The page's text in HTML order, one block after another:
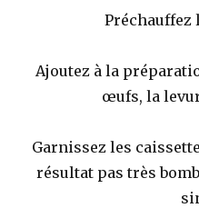
Préchauffez
Ajoutez à la
œufs, la
Garnissez les
résultat pas très